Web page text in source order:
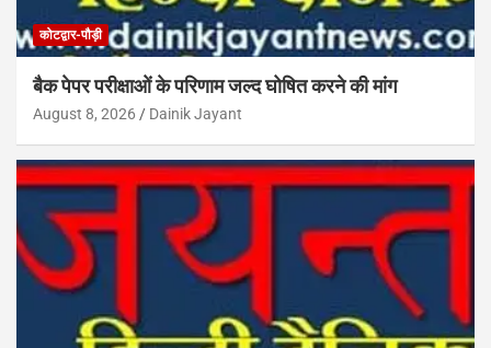
कोटद्वार-पौड़ी
बैक पेपर परीक्षाओं के परिणाम जल्द घोषित करने की मांग
August 8, 2026 Dainik Jayant